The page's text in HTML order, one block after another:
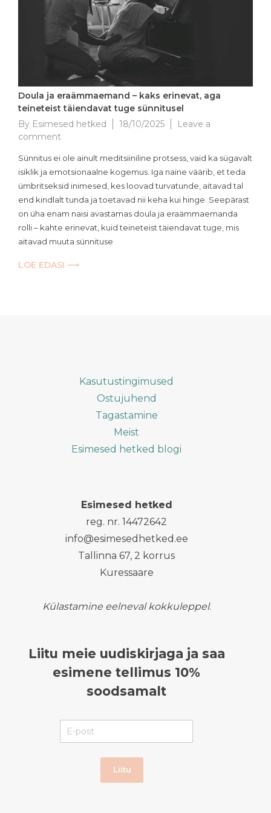
Doula ja eraämmaemand – kaks erinevat, aga
teineteist täiendavat tuge sünnitusel
By Esimesed hetked 18/10/2025
Leave a
comment
ja
eraämmaemand
–
kaks
erinevat,
aga
teineteist
tuge
Sünnitus ei ole ainult meditsiiniline protsess, vaid ka sügavalt
isiklik ja emotsionaalne kogemus. Iga naine väärib, et teda
ümbritseksid inimesed, kes loovad turvatunde, aitavad tal
end kindlalt tunda ja toetavad nii keha kui hinge. Seepärast
on üha enam naisi avastamas doula ja eraämmaemanda
rolli – kahte erinevat, kuid teineteist täiendavat tuge, mis
aitavad muuta sünnituse
LOE EDASI ⟶
Kasutustingimused
Ostujuhend
Tagastamine
Meist
Esimesed hetked blogi
Esimesed hetked
reg. nr. 14472642
info@esimesedhetked.ee
Tallinna 67, 2 korrus
Kuressaare
Külastamine eelneval kokkuleppel.
Liitu meie uudiskirjaga ja saa
esimene tellimus 10%
soodsamalt
Liitu